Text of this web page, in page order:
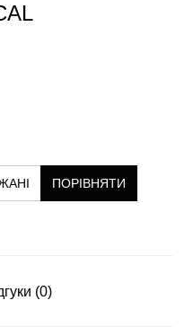
ПОРІВНЯТИ
(0)